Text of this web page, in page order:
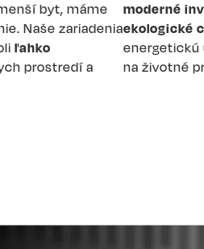
byt, máme
Naše zariadenia
ľahko
prostredí a
moderné
ekologické
energetickú
na životné